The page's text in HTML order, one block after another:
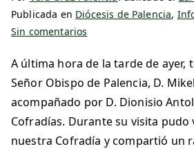
Publicada en Diócesis de Palencia,
Sin comentarios
A última hora de la tarde de ayer,
Señor Obispo de Palencia, D.
acompañado por D. Dionisio
Cofradías. Durante su visita pudo
nuestra Cofradía y compartió un